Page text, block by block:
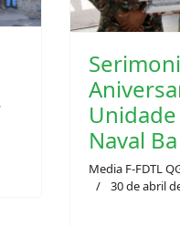
Naval
Media F-FDTL